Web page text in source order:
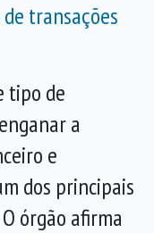
transações
tipo de
a
e
dos principais
órgão afirma